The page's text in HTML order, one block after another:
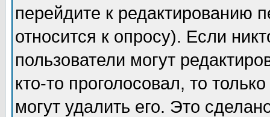
перейдите к редактированию
относится к опросу). Если
пользователи могут
кто-то проголосовал, то
могут удалить его. Это